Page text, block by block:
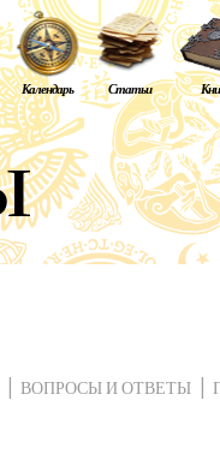
Календарь Статьи
ВОПРОСЫ И ОТВЕТЫ